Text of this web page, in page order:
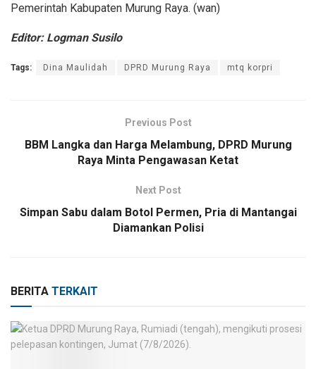
Pemerintah Kabupaten Murung Raya. (wan)
Editor: Logman Susilo
Tags: Dina Maulidah DPRD Murung Raya mtq korpri
Previous Post
BBM Langka dan Harga Melambung, DPRD Murung
Raya Minta Pengawasan Ketat
Next Post
Simpan Sabu dalam Botol Permen, Pria di Mantangai
Diamankan Polisi
BERITA TERKAIT